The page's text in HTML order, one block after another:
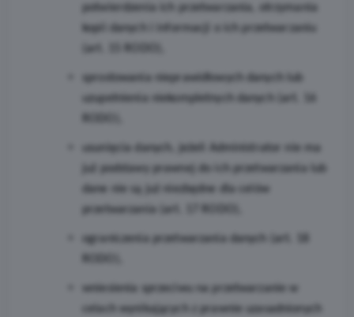
uzupełnienia niekompletnych danych (art. 16
dane nie są już niezbędne dla celów
ograniczenia przetwarzania danych (art. 18
celach wynikających z prawnie uzasadnionych